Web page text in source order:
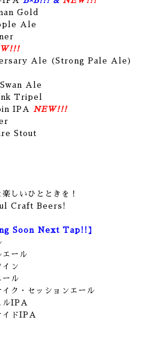
Gold
Ale
Ale (Strong Pale Ale)
Ale
Tripel
IPA
NEW!!!
Stout
しいひとときを！
Craft Beers!
Soon Next Tap!!】
ール
ン
ール
ク・セッションエール
ルIPA
イドIPA